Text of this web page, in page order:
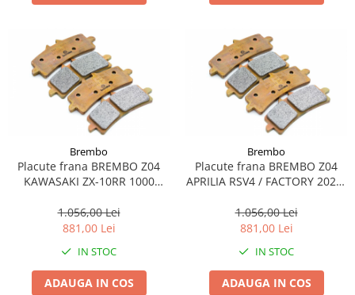
Brembo
Placute frana BREMBO Z04
KAWASAKI ZX-10RR 1000
1.056,00 Lei
881,00 Lei
IN STOC
ADAUGA IN COS
Brembo
Placute frana BREMBO Z04
APRILIA RSV4 / FACTORY 2021-
1.056,00 Lei
881,00 Lei
IN STOC
ADAUGA IN COS